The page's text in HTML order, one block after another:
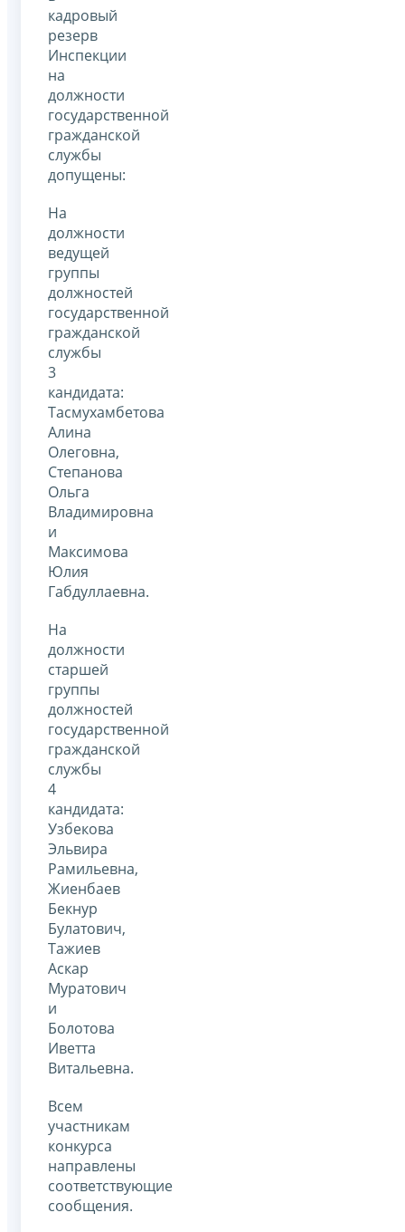
кадровый
резерв
Инспекции
на
должности
государственной
гражданской
службы
допущены:
На
должности
ведущей
группы
должностей
государственной
гражданской
службы
3
кандидата:
Тасмухамбетова
Алина
Олеговна,
Степанова
Ольга
Владимировна
и
Максимова
Юлия
Габдуллаевна.
На
должности
старшей
группы
должностей
государственной
гражданской
службы
4
кандидата:
Узбекова
Эльвира
Рамильевна,
Жиенбаев
Бекнур
Булатович,
Тажиев
Аскар
Муратович
и
Болотова
Иветта
Витальевна.
Всем
участникам
конкурса
направлены
соответствующие
сообщения.